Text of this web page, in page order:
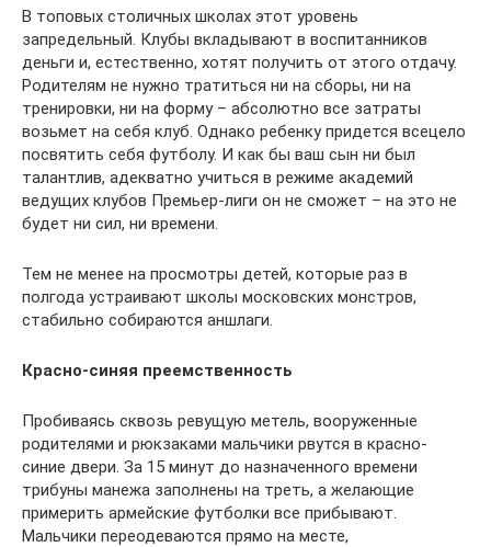
В топовых столичных школах этот уровень
запредельный. Клубы вкладывают в воспитанников
деньги и, естественно, хотят получить от этого отдачу.
Родителям не нужно тратиться ни на сборы, ни на
тренировки, ни на форму – абсолютно все затраты
возьмет на себя клуб. Однако ребенку придется всецело
посвятить себя футболу. И как бы ваш сын ни был
талантлив, адекватно учиться в режиме академий
ведущих клубов Премьер-лиги он не сможет – на это не
будет ни сил, ни времени.
Тем не менее на просмотры детей, которые раз в
полгода устраивают школы московских монстров,
стабильно собираются аншлаги.
Красно-синяя преемственность
Пробиваясь сквозь ревущую метель, вооруженные
родителями и рюкзаками мальчики рвутся в красно-
синие двери. За 15 минут до назначенного времени
трибуны манежа заполнены на треть, а желающие
примерить армейские футболки все прибывают.
Мальчики переодеваются прямо на месте,